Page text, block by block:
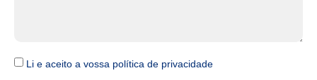
Li e aceito a vossa política de privacidade